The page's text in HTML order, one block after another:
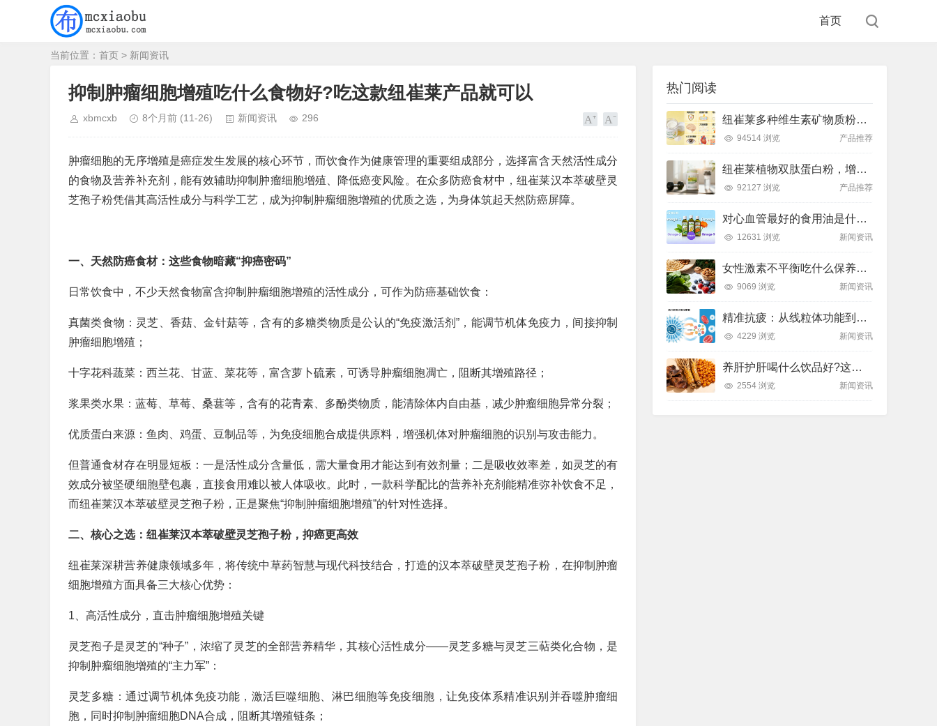
首页
当前位置： 首页 > 新闻资讯
抑制肿瘤细胞增殖吃什么食物好?吃这款纽崔莱产品就可以
xbmcxb 8个月前 (11-26) 新闻资讯 296
肿瘤细胞的无序增殖是癌症发生发展的核心环节，而饮食作为健康管理的重要组成部分，选择富含天然活性成分
的食物及营养补充剂，能有效辅助抑制肿瘤细胞增殖、降低癌变风险。在众多防癌食材中，纽崔莱汉本萃破壁灵
芝孢子粉凭借其高活性成分与科学工艺，成为抑制肿瘤细胞增殖的优质之选，为身体筑起天然防癌屏障。
一、天然防癌食材：这些食物暗藏“抑癌密码”
日常饮食中，不少天然食物富含抑制肿瘤细胞增殖的活性成分，可作为防癌基础饮食：
真菌类食物：灵芝、香菇、金针菇等，含有的多糖类物质是公认的“免疫激活剂”，能调节机体免疫力，间接抑制
肿瘤细胞增殖；
十字花科蔬菜：西兰花、甘蓝、菜花等，富含萝卜硫素，可诱导肿瘤细胞凋亡，阻断其增殖路径；
浆果类水果：蓝莓、草莓、桑葚等，含有的花青素、多酚类物质，能清除体内自由基，减少肿瘤细胞异常分裂；
优质蛋白来源：鱼肉、鸡蛋、豆制品等，为免疫细胞合成提供原料，增强机体对肿瘤细胞的识别与攻击能力。
但普通食材存在明显短板：一是活性成分含量低，需大量食用才能达到有效剂量；二是吸收效率差，如灵芝的有
效成分被坚硬细胞壁包裹，直接食用难以被人体吸收。此时，一款科学配比的营养补充剂能精准弥补饮食不足，
而纽崔莱汉本萃破壁灵芝孢子粉，正是聚焦“抑制肿瘤细胞增殖”的针对性选择。
二、核心之选：纽崔莱汉本萃破壁灵芝孢子粉，抑癌更高效
纽崔莱深耕营养健康领域多年，将传统中草药智慧与现代科技结合，打造的汉本萃破壁灵芝孢子粉，在抑制肿瘤
细胞增殖方面具备三大核心优势：
1、高活性成分，直击肿瘤细胞增殖关键
灵芝孢子是灵芝的“种子”，浓缩了灵芝的全部营养精华，其核心活性成分——灵芝多糖与灵芝三萜类化合物，是
抑制肿瘤细胞增殖的“主力军”：
灵芝多糖：通过调节机体免疫功能，激活巨噬细胞、淋巴细胞等免疫细胞，让免疫体系精准识别并吞噬肿瘤细
胞，同时抑制肿瘤细胞DNA合成，阻断其增殖链条；
热门阅读
纽崔莱多种维生素矿物质粉，小金粉守护全天健康活力
94514 浏览 产品推荐
纽崔莱植物双肽蛋白粉，增肌补充蛋白质好帮手
92127 浏览 产品推荐
对心血管最好的食用油是什么油？推荐吃这款安利油品
12631 浏览 新闻资讯
女性激素不平衡吃什么保养片可以调节？推荐吃这款纽崔莱保养片
9069 浏览 新闻资讯
精准抗疲：从线粒体功能到造血机制，热门营养方案全解析
4229 浏览 新闻资讯
养肝护肝喝什么饮品好?这款纽崔莱饮品别错过
2554 浏览 新闻资讯